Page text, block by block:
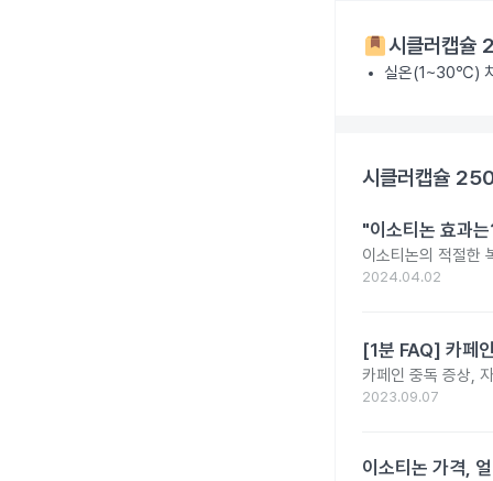
시클러캡
실온(1~30℃)
시클러캡슐
"이소티논 효과
이소티논의 적절한
2024.04.02
[1분 FAQ] 카페
카페인 중독 증상,
2023.09.07
이소티논 가격,